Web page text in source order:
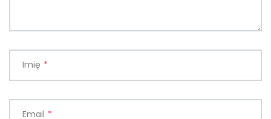
Imię *
Email *